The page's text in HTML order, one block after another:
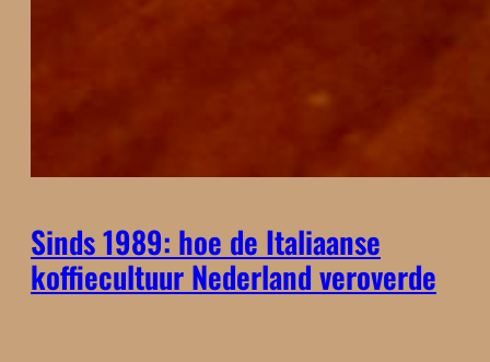
Sinds 1989: hoe de Italiaanse
koffiecultuur Nederland veroverde